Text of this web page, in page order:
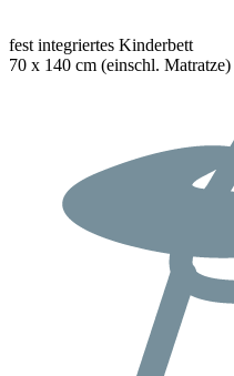
fest integriertes Kinderbett
70 x 140 cm (einschl. Matratze)